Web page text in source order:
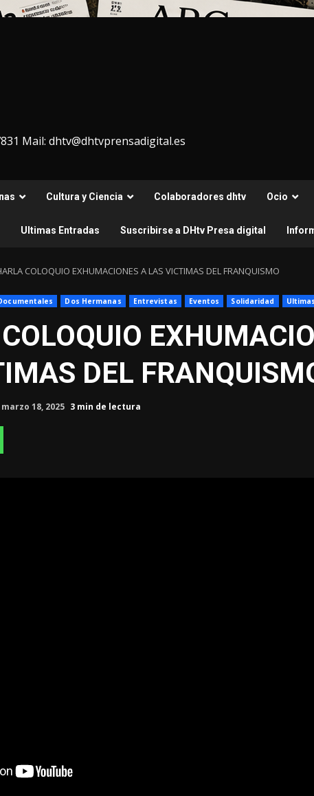
Mail: dhtv@dhtvprensadigital.es
Cultura y Ciencia Colaboradores dhtv Ocio
Ultimas Entradas Suscribirse a DHtv Presa digital
COLOQUIO EXHUMACIONES A LAS VICTIMAS DEL FRANQUISMO
Dos Hermanas Entrevistas Eventos Solidaridad
DEL
marzo 18, 2025 3 min de lectura